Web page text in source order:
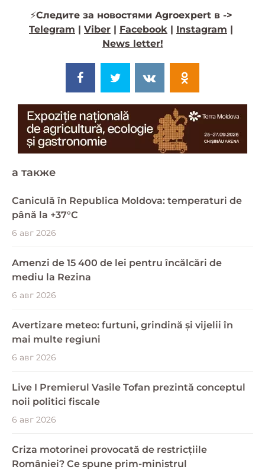
⚡️Следите за новостями Agroexpert в ->
Telegram | Viber | Facebook | Instagram |
News letter!
a также
Caniculă în Republica Moldova: temperaturi de
până la +37°C
6 авг 2026
Amenzi de 15 400 de lei pentru încălcări de
mediu la Rezina
6 авг 2026
Avertizare meteo: furtuni, grindină și vijelii în
mai multe regiuni
6 авг 2026
Live I Premierul Vasile Tofan prezintă conceptul
noii politici fiscale
6 авг 2026
Criza motorinei provocată de restricțiile
României? Ce spune prim-ministrul